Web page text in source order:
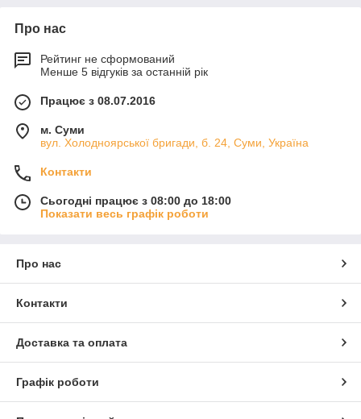
Про нас
Рейтинг не сформований
Менше 5 відгуків за останній рік
Працює з 08.07.2016
м. Суми
вул. Холодноярської бригади, б. 24, Суми, Україна
Контакти
Сьогодні працює з 08:00 до 18:00
Показати весь графік роботи
Про нас
Контакти
Доставка та оплата
Графік роботи